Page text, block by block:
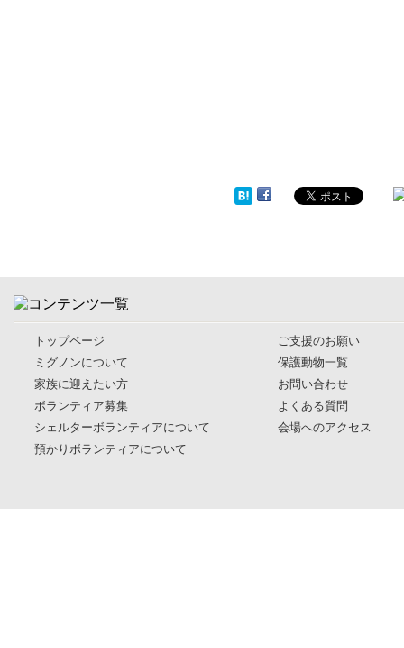
トップページ
ミグノンについて
家族に迎えたい方
ボランティア募集
シェルターボランティアについて
預かりボランティアについて
ご支援のお願い
保護動物一覧
お問い合わせ
よくある質問
会場へのアクセス